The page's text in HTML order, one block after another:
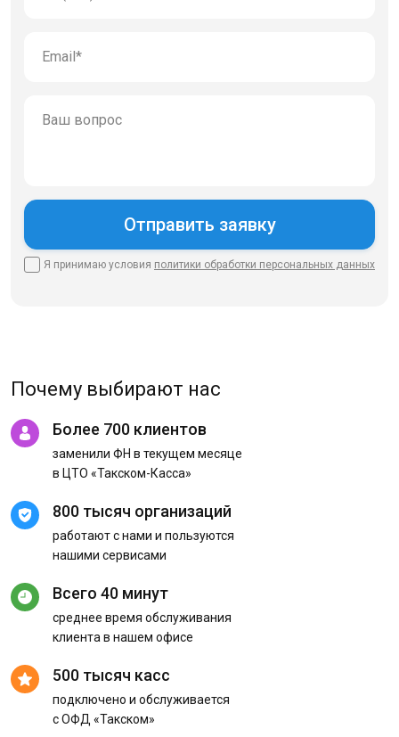
Я принимаю условия политики обработки персональных данных
Почему выбирают нас
Более 700 клиентов
заменили ФН в текущем месяце
в ЦТО «Такском-Касса»
800 тысяч организаций
работают с нами и пользуются
нашими сервисами
Всего 40 минут
среднее время обслуживания
клиента в нашем офисе
500 тысяч касс
подключено и обслуживается
с ОФД «Такском»